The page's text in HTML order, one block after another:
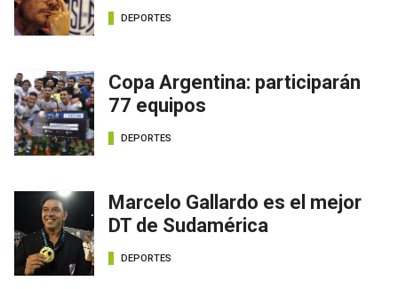
DEPORTES
Copa Argentina: participarán
77 equipos
DEPORTES
Marcelo Gallardo es el mejor
DT de Sudamérica
DEPORTES